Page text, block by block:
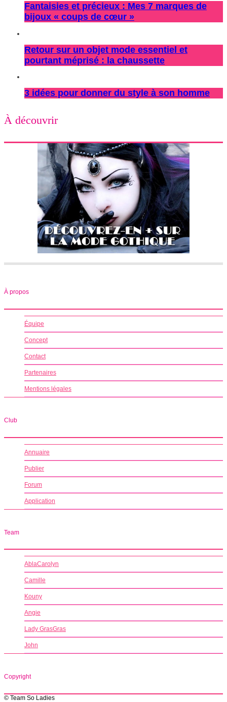
Fantaisies et précieux : Mes 7 marques de
bijoux « coups de cœur »
Retour sur un objet mode essentiel et
pourtant méprisé : la chaussette
3 idées pour donner du style à son homme
À découvrir
À propos
Équipe
Concept
Contact
Partenaires
Mentions légales
Club
Annuaire
Publier
Forum
Application
Team
AblaCarolyn
Camille
Kouny
Angie
Lady GrasGras
John
Copyright
© Team So Ladies